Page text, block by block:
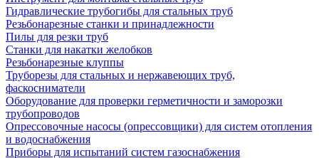
Гидравлические трубогибы для стальных труб
Резьбонарезные станки и принадлежности
Пилы для резки труб
Станки для накатки желобков
Резьбонарезные клуппы
Труборезы для стальных и нержавеющих труб,
фаскосниматели
Оборудование для проверки герметичности и заморозки
трубопроводов
Опрессовочные насосы (опрессовщики) для систем отопления
и водоснабжения
Приборы для испытаний систем газоснабжения